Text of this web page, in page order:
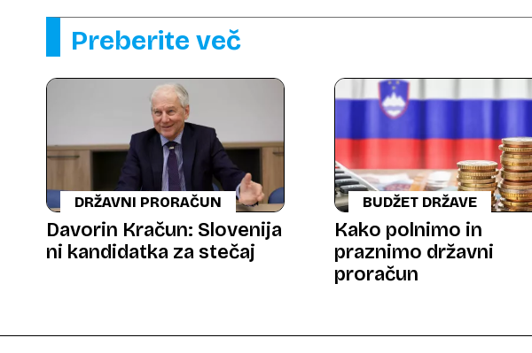
Preberite več
DRŽAVNI PRORAČUN
Davorin Kračun: Slovenija
ni kandidatka za stečaj
BUDŽET DRŽAVE
Kako polnimo in
praznimo državni
proračun